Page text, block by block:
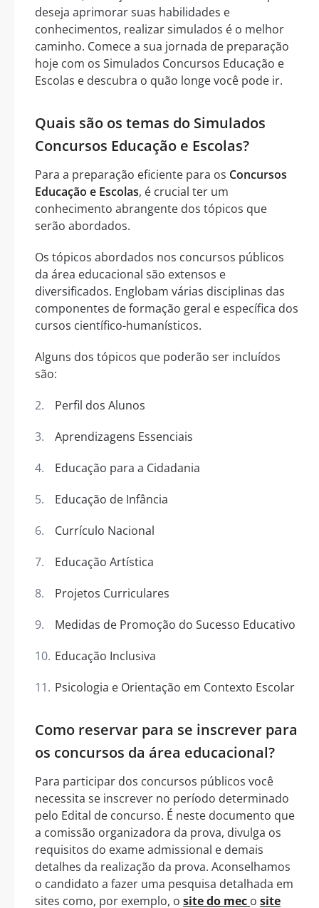
deseja aprimorar suas habilidades e
conhecimentos, realizar simulados é o melhor
caminho. Comece a sua jornada de preparação
hoje com os Simulados Concursos Educação e
Escolas e descubra o quão longe você pode ir.
Quais são os temas do Simulados
Concursos Educação e Escolas?
Para a preparação eficiente para os Concursos
Educação e Escolas, é crucial ter um
conhecimento abrangente dos tópicos que
serão abordados.
Os tópicos abordados nos concursos públicos
da área educacional são extensos e
diversificados. Englobam várias disciplinas das
componentes de formação geral e específica dos
cursos científico-humanísticos.
Alguns dos tópicos que poderão ser incluídos
são:
Perfil dos Alunos
Aprendizagens Essenciais
Educação para a Cidadania
Educação de Infância
Currículo Nacional
Educação Artística
Projetos Curriculares
Medidas de Promoção do Sucesso Educativo
Educação Inclusiva
Psicologia e Orientação em Contexto Escolar
Como reservar para se inscrever para
os concursos da área educacional?
Para participar dos concursos públicos você
necessita se inscrever no período determinado
pelo Edital de concurso. É neste documento que
a comissão organizadora da prova, divulga os
requisitos do exame admissional e demais
detalhes da realização da prova. Aconselhamos
o candidato a fazer uma pesquisa detalhada em
sites como, por exemplo, o site do mec o site